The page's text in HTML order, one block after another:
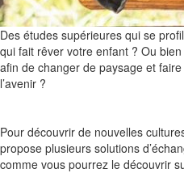
Des études supérieures qui se
qui fait rêver votre enfant ? Ou
afin de changer de paysage et
l’avenir ?
Pour découvrir de nouvelles
propose plusieurs solutions
comme vous pourrez le découvrir